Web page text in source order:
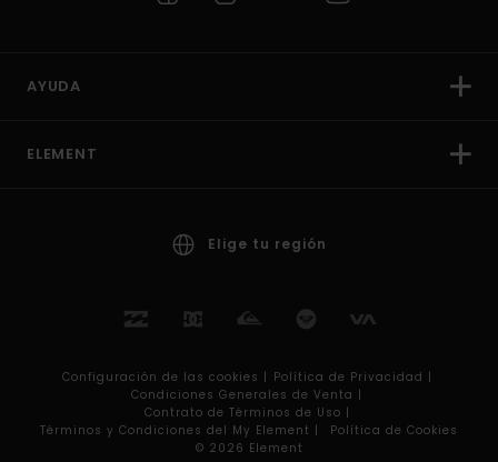
AYUDA
ELEMENT
Elige tu región
Configuración de las cookies | Política de Privacidad |
Condiciones Generales de Venta |
Contrato de Términos de Uso |
Términos y Condiciones del My Element |
Política de Cookies
© 2026 Element